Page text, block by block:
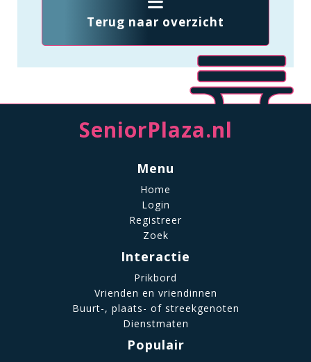
Terug naar overzicht
SeniorPlaza.nl
Menu
Home
Login
Registreer
Zoek
Interactie
Prikbord
Vrienden en vriendinnen
Buurt-, plaats- of streekgenoten
Dienstmaten
Populair